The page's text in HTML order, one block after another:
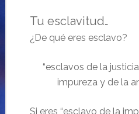
Tu esclavitud…
¿De qué eres esclavo?
“esclavos de la
impureza y de la
Si eres “esclavo de la